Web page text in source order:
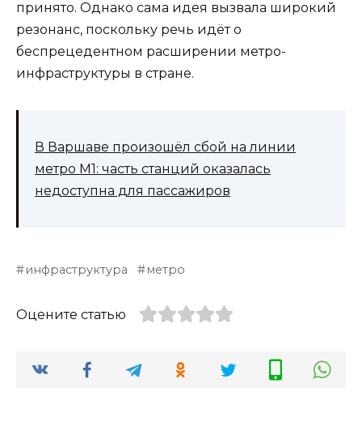
принято. Однако сама идея вызвала широкий
резонанс, поскольку речь идёт о
беспрецедентном расширении метро-
инфраструктуры в стране.
В Варшаве произошёл сбой на линии
метро M1: часть станций оказалась
недоступна для пассажиров
инфраструктура метро
Оцените статью